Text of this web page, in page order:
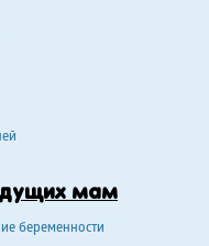
мам
беременности